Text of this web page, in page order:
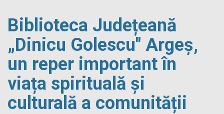
Biblioteca Județeană
„Dinicu Golescu" Argeș,
un reper important în
viața spirituală și
culturală a comunității